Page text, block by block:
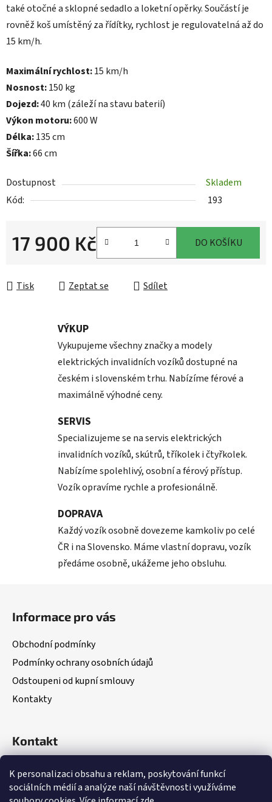
K personalizaci obsahu a reklam, poskytování funkcí
sociálních médií a analýze naší návštěvnosti využíváme
také otočné a sklopné sedadlo a loketní opěrky. Součástí je
rovněž koš umístěný za řídítky, rychlost je regulovatelná až do
15 km/h.
Maximální rychlost:15 km/h
Nosnost:150 kg
Dojezd:40 km (záleží na stavu baterií)
Výkon motoru:600 W
Délka:135 cm
Šířka:66 cm
Dostupnost
Skladem
Kód:
193
17 900 Kč DO KOŠÍKU
Tisk Zeptat se Sdílet
VÝKUP
Vykupujeme všechny značky a modely
elektrických invalidních vozíků dostupné na
českém i slovenském trhu. Nabízíme férové a
maximálně výhodné ceny.
SERVIS
Specializujeme se na servis elektrických
invalidních vozíků, skútrů, tříkolek i čtyřkolek.
Nabízíme spolehlivý, osobní a férový přístup.
Vozík opravíme rychle a profesionálně.
DOPRAVA
Každý vozík osobně dovezeme kamkoliv po celé
ČR i na Slovensko. Máme vlastní dopravu, vozík
předáme osobně, ukážeme jeho obsluhu.
Informace pro vás
Obchodní podmínky
Podmínky ochrany osobních údajů
Odstoupeni od kupní smlouvy
Kontakty
Kontakt
(Po – Pá: 8:00 – 18:00)